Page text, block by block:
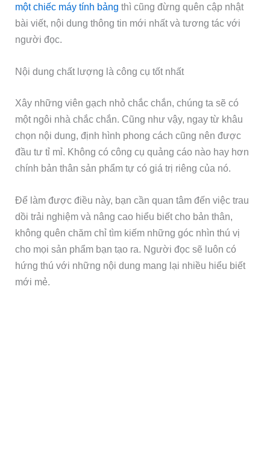
một chiếc máy tính bảng thì cũng đừng quên cập nhật
bài viết, nội dung thông tin mới nhất và tương tác với
người đọc.
Nội dung chất lượng là công cụ tốt nhất
Xây những viên gạch nhỏ chắc chắn, chúng ta sẽ có
một ngôi nhà chắc chắn. Cũng như vậy, ngay từ khâu
chọn nội dung, định hình phong cách cũng nên được
đầu tư tỉ mỉ. Không có công cụ quảng cáo nào hay hơn
chính bản thân sản phẩm tự có giá trị riêng của nó.
Để làm được điều này, bạn cần quan tâm đến việc trau
dồi trải nghiệm và nâng cao hiểu biết cho bản thân,
không quên chăm chỉ tìm kiếm những góc nhìn thú vị
cho mọi sản phẩm bạn tạo ra. Người đọc sẽ luôn có
hứng thú với những nội dung mang lại nhiều hiểu biết
mới mẻ.